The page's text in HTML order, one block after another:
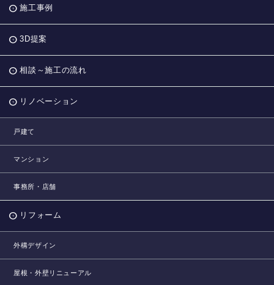
施工事例
3D提案
相談～施工の流れ
リノベーション
戸建て
マンション
事務所・店舗
リフォーム
外構デザイン
屋根・外壁リニューアル